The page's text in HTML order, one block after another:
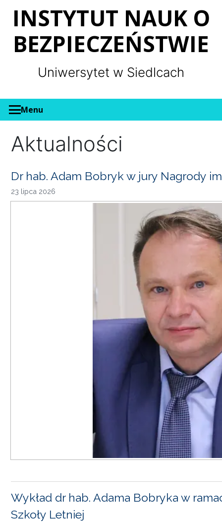
INSTYTUT NAUK O
BEZPIECZEŃSTWIE
Uniwersytet w Siedlcach
Menu
Aktualności
Dr hab. Adam Bobryk w jury Nagrody
23 lipca 2026
Wykład dr hab. Adama Bobryka w
Szkoły Letniej